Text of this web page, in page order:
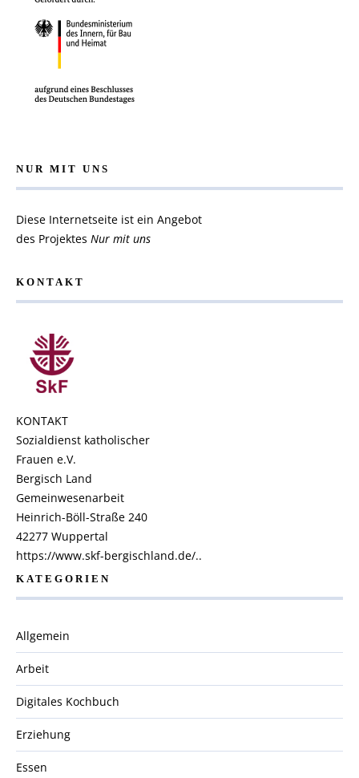
NUR MIT UNS
Diese Internetseite ist ein Angebot
des Projektes Nur mit uns
KONTAKT
KONTAKT
Sozialdienst katholischer
Frauen e.V.
Bergisch Land
Gemeinwesenarbeit
Heinrich-Böll-Straße 240
42277 Wuppertal
https://www.skf-bergischland.de/..
KATEGORIEN
Allgemein
Arbeit
Digitales Kochbuch
Erziehung
Essen